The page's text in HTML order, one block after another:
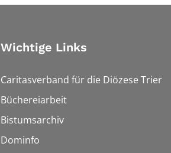
Wichtige Links
Caritasverband für die Diözese Trier
Büchereiarbeit
Bistumsarchiv
Dominfo